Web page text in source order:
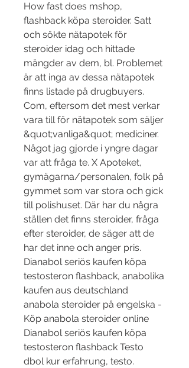
How fast does mshop,
flashback köpa steroider. Satt
och sökte nätapotek för
steroider idag och hittade
mängder av dem, bl. Problemet
är att inga av dessa nätapotek
finns listade på drugbuyers.
Com, eftersom det mest verkar
vara till för nätapotek som säljer
&quot;vanliga&quot; mediciner.
Något jag gjorde i yngre dagar
var att fråga te. X Apoteket,
gymägarna/personalen, folk på
gymmet som var stora och gick
till polishuset. Där har du några
ställen det finns steroider, fråga
efter steroider, de säger att de
har det inne och anger pris.
Dianabol seriös kaufen köpa
testosteron flashback, anabolika
kaufen aus deutschland
anabola steroider på engelska -
Köp anabola steroider online
Dianabol seriös kaufen köpa
testosteron flashback Testo
dbol kur erfahrung, testo.